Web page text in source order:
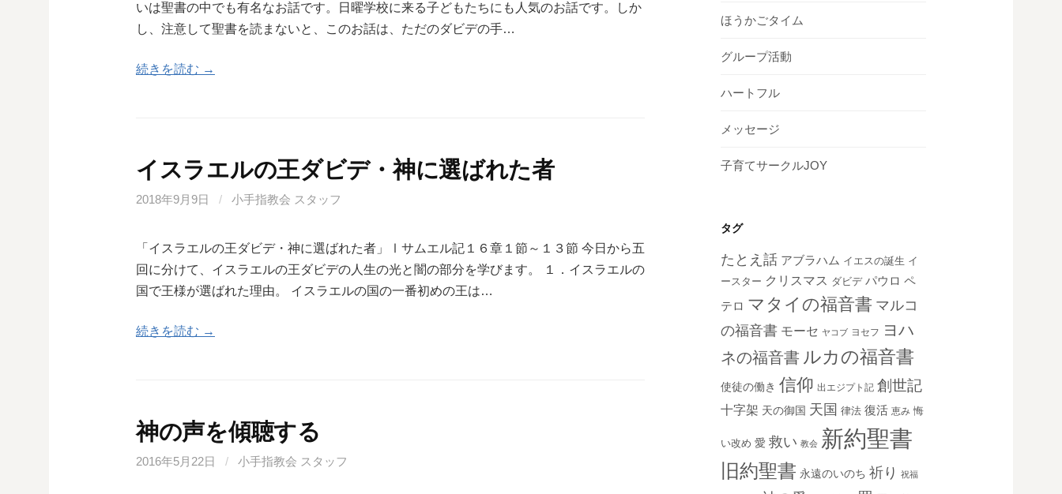
いは聖書の中でも有名なお話です。日曜学校に来る子どもたちにも人気のお話です。しか
し、注意して聖書を読まないと、このお話は、ただのダビデの手…
続きを読む →
イスラエルの王ダビデ・神に選ばれた者
2018年9月9日 / 小手指教会 スタッフ
「イスラエルの王ダビデ・神に選ばれた者」Ⅰサムエル記１６章１節～１３節 今日から五
回に分けて、イスラエルの王ダビデの人生の光と闇の部分を学びます。 １．イスラエルの
国で王様が選ばれた理由。 イスラエルの国の一番初めの王は…
続きを読む →
神の声を傾聴する
2016年5月22日 / 小手指教会 スタッフ
ほうかごタイム
グループ活動
ハートフル
メッセージ
子育てサークルJOY
タグ
たとえ話 アブラハム イエスの誕生 イ
ースター クリスマス ダビデ パウロ ペ
テロ マタイの福音書 マルコ
の福音書 モーセ ヤコブ ヨセフ ヨハ
ネの福音書 ルカの福音書
使徒の働き 信仰 出エジプト記 創世記
十字架 天の御国 天国 律法 復活 恵み 悔
い改め 愛 救い 教会 新約聖書
旧約聖書 永遠のいのち 祈り 祝福